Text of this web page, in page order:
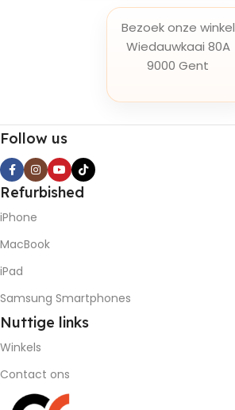
Bezoek onze winkel
Wiedauwkaai 80A
9000 Gent
Follow us
Refurbished
iPhone
MacBook
iPad
Samsung Smartphones
Nuttige links
Winkels
Contact ons